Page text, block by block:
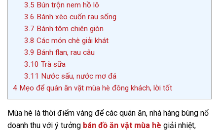
3.5 Bún trộn nem hồ lô
3.6 Bánh xèo cuốn rau sống
3.7 Bánh tôm chiên giòn
3.8 Các món chè giải khát
3.9 Bánh flan, rau câu
3.10 Trà sữa
3.11 Nước sấu, nước mơ đá
4 Mẹo để quán ăn vặt mùa hè đông khách, lời tốt
Mùa hè là thời điểm vàng để các quán ăn, nhà hàng bùng nổ
doanh thu với ý tưởng bán đồ ăn vặt mùa hè giải nhiệt,